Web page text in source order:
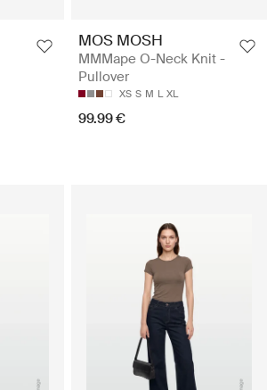
MOS MOSH
MMMape O-Neck Knit -
Pullover
XS S M L XL
99.99 €